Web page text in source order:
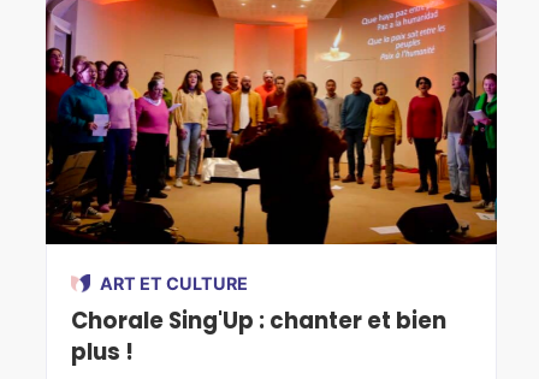
ART ET CULTURE
Chorale Sing'Up : chanter et bien
plus !